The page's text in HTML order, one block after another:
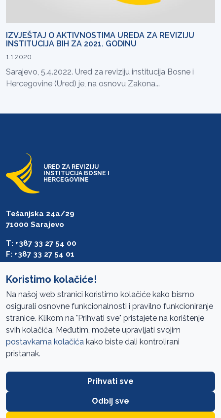
IZVJEŠTAJ O AKTIVNOSTIMA UREDA ZA REVIZIJU
INSTITUCIJA BIH ZA 2021. GODINU
1.1.2020
Sarajevo, 5.4.2022. Ured za reviziju institucija Bosne i
Hercegovine (Ured) je, na osnovu Zakona...
URED ZA REVIZIJU
INSTITUCIJA BOSNE I
HERCEGOVINE
Tešanjska 24a/29
71000 Sarajevo
T: +387 33 27 54 00
F: +387 33 27 54 01
Pristup informacijama
Mapa sajta
Oglasi
FAQ
Koristimo kolačiće!
Na našoj web stranici koristimo kolačiće kako bismo
osigurali osnovne funkcionalnosti i pravilno funkcioniranje
stranice. Klikom na "Prihvati sve" pristajete na korištenje
svih kolačića. Međutim, možete upravljati svojim
postavkama kolačića kako biste dali kontrolirani
pristanak.
Prihvati sve
Odbij sve